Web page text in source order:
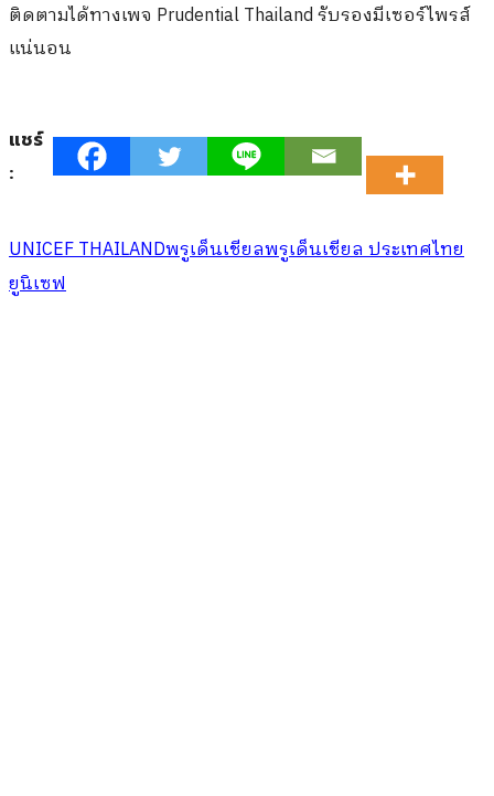
ติดตามได้ทางเพจ Prudential Thailand รับรองมีเซอร์ไพรส์
แน่นอน
แชร์
:
UNICEF THAILANDพรูเด็นเชียลพรูเด็นเชียล ประเทศไทย
ยูนิเซฟ